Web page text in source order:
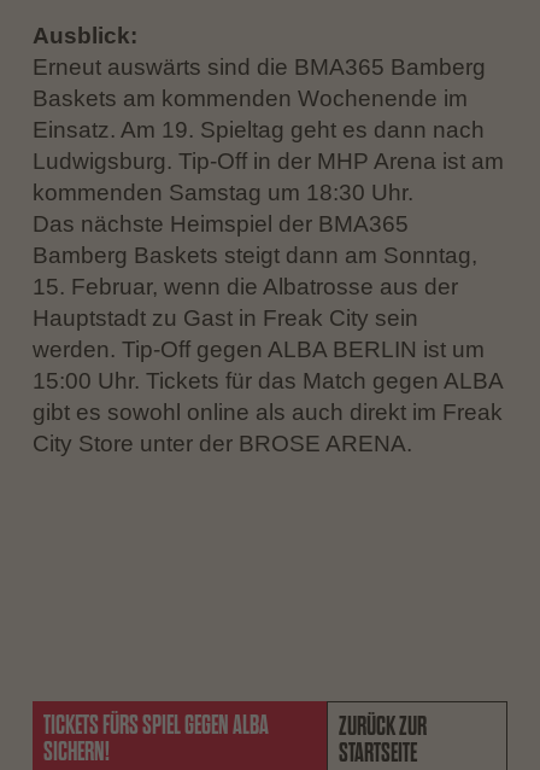
Ausblick:
Erneut auswärts sind die BMA365 Bamberg
Baskets am kommenden Wochenende im
Einsatz. Am 19. Spieltag geht es dann nach
Ludwigsburg. Tip-Off in der MHP Arena ist am
kommenden Samstag um 18:30 Uhr.
Das nächste Heimspiel der BMA365
Bamberg Baskets steigt dann am Sonntag,
15. Februar, wenn die Albatrosse aus der
Hauptstadt zu Gast in Freak City sein
werden. Tip-Off gegen ALBA BERLIN ist um
15:00 Uhr. Tickets für das Match gegen ALBA
gibt es sowohl online als auch direkt im Freak
City Store unter der BROSE ARENA.
TICKETS FÜRS SPIEL GEGEN ALBA
SICHERN!
ZURÜCK ZUR
STARTSEITE